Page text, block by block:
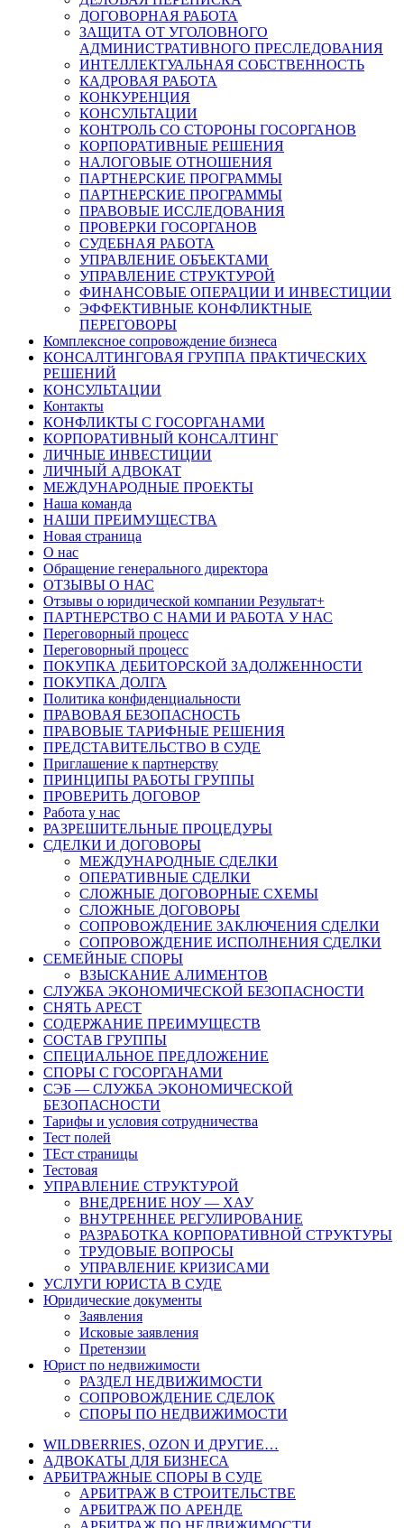
ДОГОВОРНАЯ РАБОТА
ЗАЩИТА ОТ УГОЛОВНОГО
АДМИНИСТРАТИВНОГО ПРЕСЛЕДОВАНИЯ
ИНТЕЛЛЕКТУАЛЬНАЯ СОБСТВЕННОСТЬ
КАДРОВАЯ РАБОТА
КОНКУРЕНЦИЯ
КОНСУЛЬТАЦИИ
КОНТРОЛЬ СО СТОРОНЫ ГОСОРГАНОВ
КОРПОРАТИВНЫЕ РЕШЕНИЯ
НАЛОГОВЫЕ ОТНОШЕНИЯ
ПАРТНЕРСКИЕ ПРОГРАММЫ
ПАРТНЕРСКИЕ ПРОГРАММЫ
ПРАВОВЫЕ ИССЛЕДОВАНИЯ
ПРОВЕРКИ ГОСОРГАНОВ
СУДЕБНАЯ РАБОТА
УПРАВЛЕНИЕ ОБЪЕКТАМИ
УПРАВЛЕНИЕ СТРУКТУРОЙ
ФИНАНСОВЫЕ ОПЕРАЦИИ И ИНВЕСТИЦИИ
ЭФФЕКТИВНЫЕ КОНФЛИКТНЫЕ
ПЕРЕГОВОРЫ
Комплексное сопровождение бизнеса
КОНСАЛТИНГОВАЯ ГРУППА ПРАКТИЧЕСКИХ
РЕШЕНИЙ
КОНСУЛЬТАЦИИ
Контакты
КОНФЛИКТЫ С ГОСОРГАНАМИ
КОРПОРАТИВНЫЙ КОНСАЛТИНГ
ЛИЧНЫЕ ИНВЕСТИЦИИ
ЛИЧНЫЙ АДВОКАТ
МЕЖДУНАРОДНЫЕ ПРОЕКТЫ
Наша команда
НАШИ ПРЕИМУЩЕСТВА
Новая страница
О нас
Обращение генерального директора
ОТЗЫВЫ О НАС
Отзывы о юридической компании Результат+
ПАРТНЕРСТВО С НАМИ И РАБОТА У НАС
Переговорный процесс
Переговорный процесс
ПОКУПКА ДЕБИТОРСКОЙ ЗАДОЛЖЕННОСТИ
ПОКУПКА ДОЛГА
Политика конфиденциальности
ПРАВОВАЯ БЕЗОПАСНОСТЬ
ПРАВОВЫЕ ТАРИФНЫЕ РЕШЕНИЯ
ПРЕДСТАВИТЕЛЬСТВО В СУДЕ
Приглашение к партнерству
ПРИНЦИПЫ РАБОТЫ ГРУППЫ
ПРОВЕРИТЬ ДОГОВОР
Работа у нас
РАЗРЕШИТЕЛЬНЫЕ ПРОЦЕДУРЫ
СДЕЛКИ И ДОГОВОРЫ
МЕЖДУНАРОДНЫЕ СДЕЛКИ
ОПЕРАТИВНЫЕ СДЕЛКИ
СЛОЖНЫЕ ДОГОВОРНЫЕ СХЕМЫ
СЛОЖНЫЕ ДОГОВОРЫ
СОПРОВОЖДЕНИЕ ЗАКЛЮЧЕНИЯ СДЕЛКИ
СОПРОВОЖДЕНИЕ ИСПОЛНЕНИЯ СДЕЛКИ
СЕМЕЙНЫЕ СПОРЫ
ВЗЫСКАНИЕ АЛИМЕНТОВ
СЛУЖБА ЭКОНОМИЧЕСКОЙ БЕЗОПАСНОСТИ
СНЯТЬ АРЕСТ
СОДЕРЖАНИЕ ПРЕИМУЩЕСТВ
СОСТАВ ГРУППЫ
СПЕЦИАЛЬНОЕ ПРЕДЛОЖЕНИЕ
СПОРЫ С ГОСОРГАНАМИ
СЭБ — СЛУЖБА ЭКОНОМИЧЕСКОЙ
БЕЗОПАСНОСТИ
Тарифы и условия сотрудничества
Тест полей
ТЕст страницы
Тестовая
УПРАВЛЕНИЕ СТРУКТУРОЙ
ВНЕДРЕНИЕ НОУ — ХАУ
ВНУТРЕННЕЕ РЕГУЛИРОВАНИЕ
РАЗРАБОТКА КОРПОРАТИВНОЙ СТРУКТУРЫ
ТРУДОВЫЕ ВОПРОСЫ
УПРАВЛЕНИЕ КРИЗИСАМИ
УСЛУГИ ЮРИСТА В СУДЕ
Юридические документы
Заявления
Исковые заявления
Претензии
Юрист по недвижимости
РАЗДЕЛ НЕДВИЖИМОСТИ
СОПРОВОЖДЕНИЕ СДЕЛОК
СПОРЫ ПО НЕДВИЖИМОСТИ
WILDBERRIES, OZON И ДРУГИЕ…
АДВОКАТЫ ДЛЯ БИЗНЕСА
АРБИТРАЖНЫЕ СПОРЫ В СУДЕ
АРБИТРАЖ В СТРОИТЕЛЬСТВЕ
АРБИТРАЖ ПО АРЕНДЕ